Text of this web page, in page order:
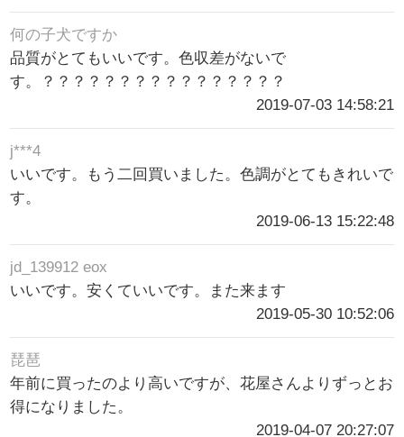
何の子犬ですか
品質がとてもいいです。色収差がないで
す。？？？？？？？？？？？？？？？？
2019-07-03 14:58:21
j***4
いいです。もう二回買いました。色調がとてもきれいで
す。
2019-06-13 15:22:48
jd_139912 eox
いいです。安くていいです。また来ます
2019-05-30 10:52:06
琵琶
年前に買ったのより高いですが、花屋さんよりずっとお
得になりました。
2019-04-07 20:27:07